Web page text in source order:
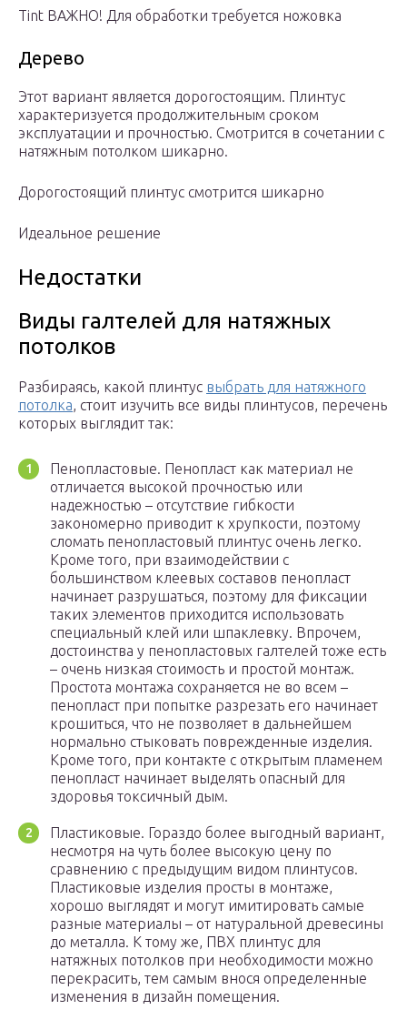
Tint ВАЖНО! Для обработки требуется ножовка
Дерево
Этот вариант является дорогостоящим. Плинтус
характеризуется продолжительным сроком
эксплуатации и прочностью. Смотрится в сочетании с
натяжным потолком шикарно.
Дорогостоящий плинтус смотрится шикарно
Идеальное решение
Недостатки
Виды галтелей для натяжных
потолков
Разбираясь, какой плинтус выбрать для натяжного
потолка, стоит изучить все виды плинтусов, перечень
которых выглядит так:
Пенопластовые. Пенопласт как материал не
отличается высокой прочностью или
надежностью – отсутствие гибкости
закономерно приводит к хрупкости, поэтому
сломать пенопластовый плинтус очень легко.
Кроме того, при взаимодействии с
большинством клеевых составов пенопласт
начинает разрушаться, поэтому для фиксации
таких элементов приходится использовать
специальный клей или шпаклевку. Впрочем,
достоинства у пенопластовых галтелей тоже есть
– очень низкая стоимость и простой монтаж.
Простота монтажа сохраняется не во всем –
пенопласт при попытке разрезать его начинает
крошиться, что не позволяет в дальнейшем
нормально стыковать поврежденные изделия.
Кроме того, при контакте с открытым пламенем
пенопласт начинает выделять опасный для
здоровья токсичный дым.
Пластиковые. Гораздо более выгодный вариант,
несмотря на чуть более высокую цену по
сравнению с предыдущим видом плинтусов.
Пластиковые изделия просты в монтаже,
хорошо выглядят и могут имитировать самые
разные материалы – от натуральной древесины
до металла. К тому же, ПВХ плинтус для
натяжных потолков при необходимости можно
перекрасить, тем самым внося определенные
изменения в дизайн помещения.